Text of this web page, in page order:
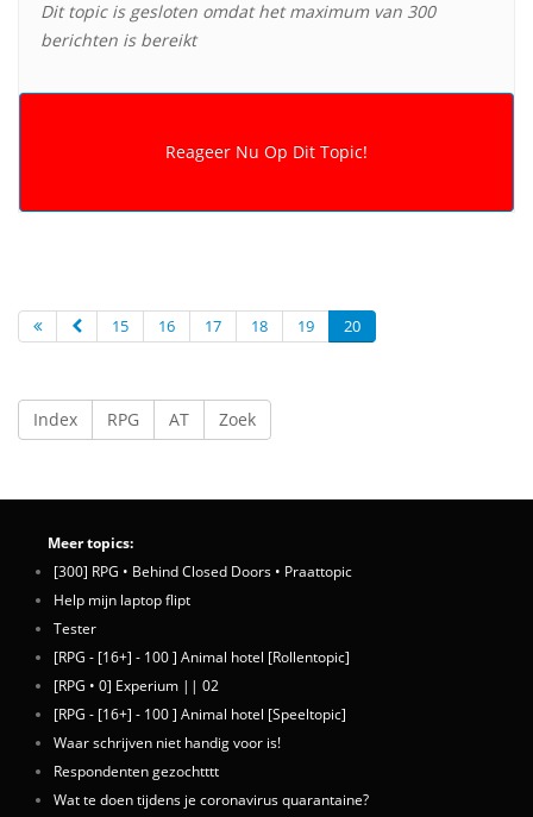
Dit topic is gesloten omdat het maximum van 300
berichten is bereikt
15 16 17 18 19 20
Index RPG AT Zoek
Meer topics:
[300] RPG • Behind Closed Doors • Praattopic
Help mijn laptop flipt
Tester
[RPG - [16+] - 100 ] Animal hotel [Rollentopic]
[RPG • 0] Experium || 02
[RPG - [16+] - 100 ] Animal hotel [Speeltopic]
Waar schrijven niet handig voor is!
Respondenten gezochtttt
Wat te doen tijdens je coronavirus quarantaine?